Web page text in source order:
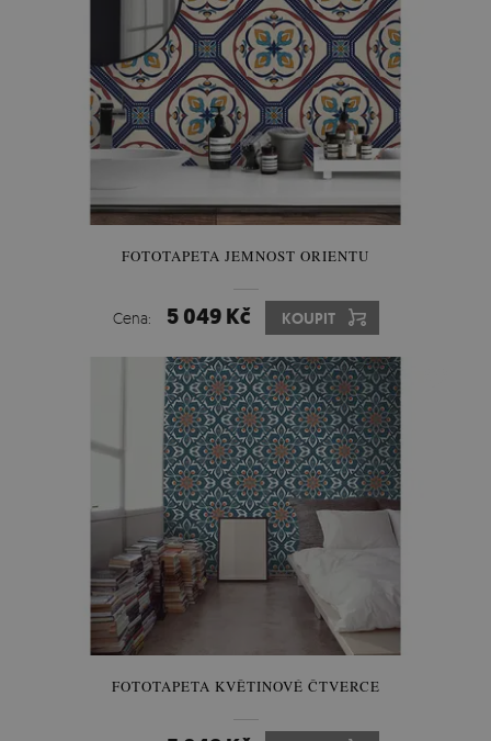
FOTOTAPETA JEMNOST ORIENTU
Cena: 5 049 Kč KOUPIT
FOTOTAPETA KVĚTINOVÉ ČTVERCE